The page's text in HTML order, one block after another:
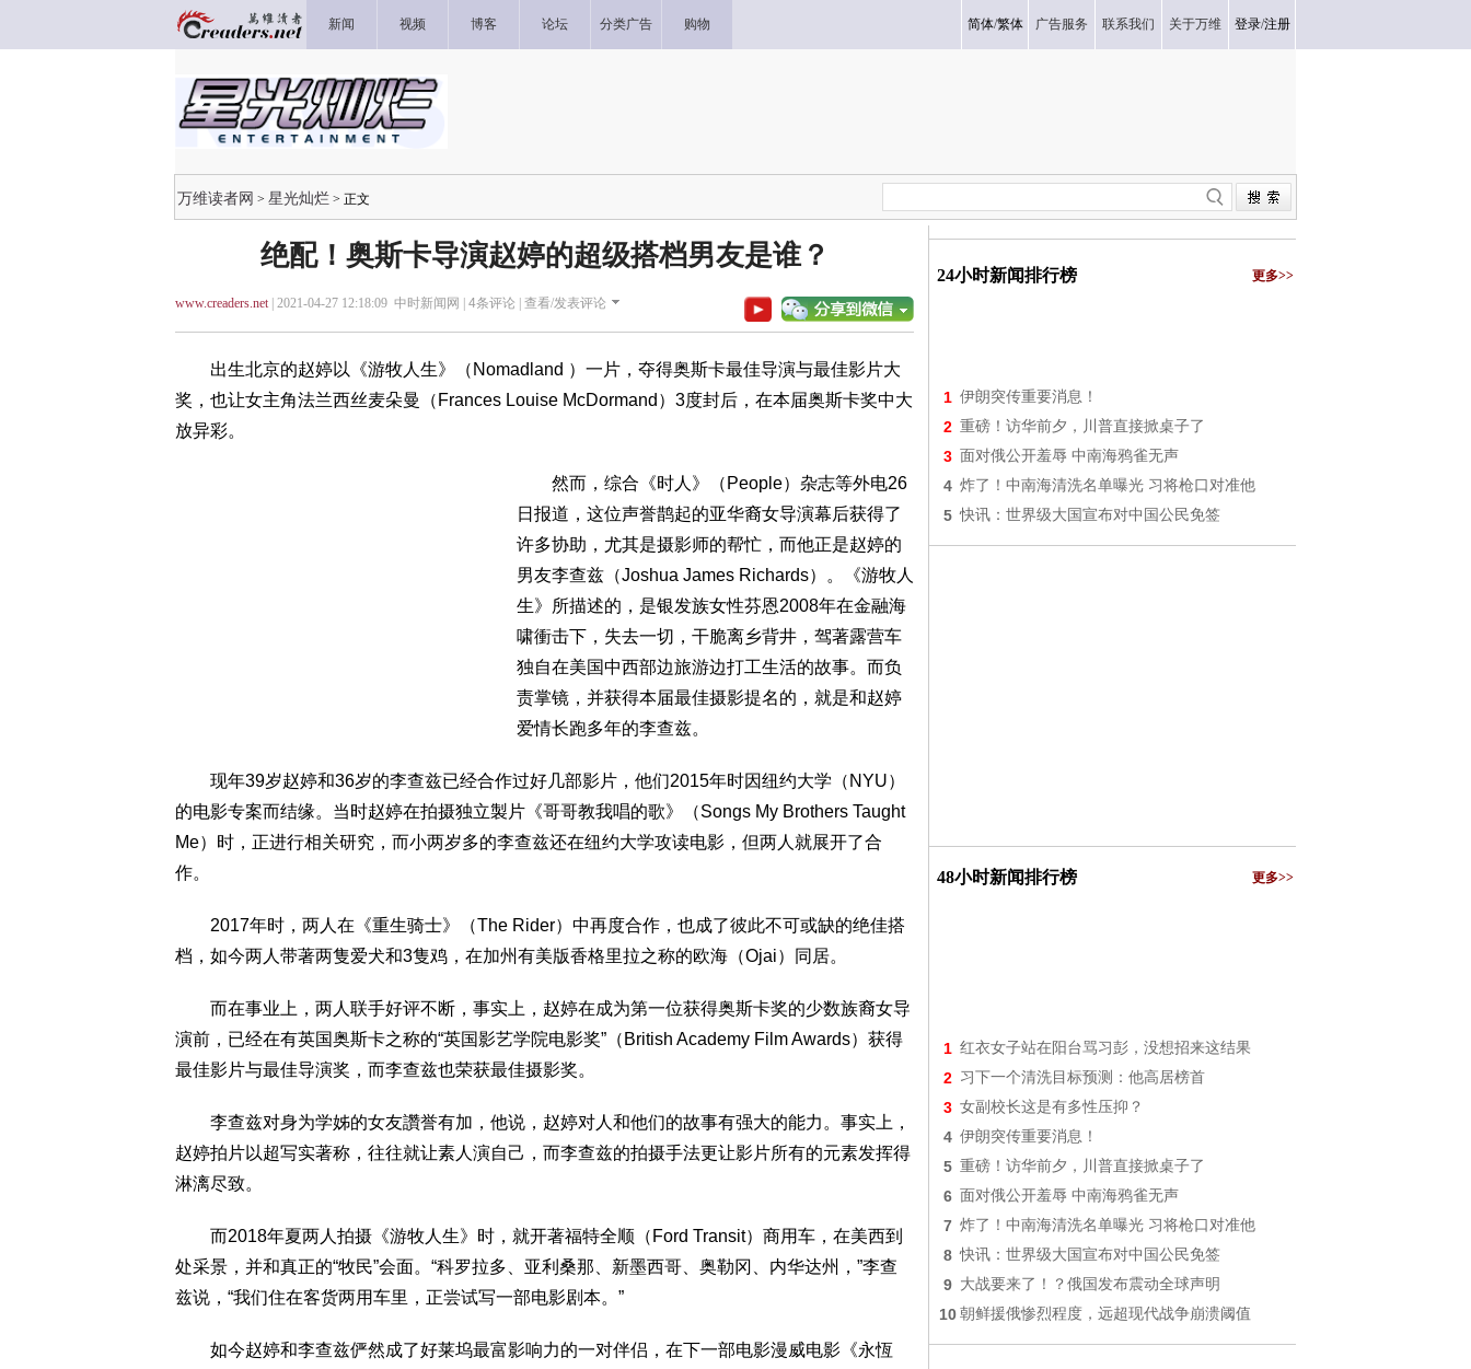
新闻 视频 博客 论坛 分类广告 购物 简体/繁体 广告服务 联系我们 关于万维 登录/注册
万维读者网 > 星光灿烂 > 正文
绝配！奥斯卡导演赵婷的超级搭档男友是谁？
www.creaders.net| 2021-04-27 12:18:09 中时新闻网 | 4条评论 | 查看/发表评论
出生北京的赵婷以《游牧人生》（Nomadland ）一片，夺得奥斯卡最佳导演与最佳影片大
奖，也让女主角法兰西丝麦朵曼（Frances Louise McDormand）3度封后，在本届奥斯卡奖中大
放异彩。
然而，综合《时人》（People）杂志等外电26
日报道，这位声誉鹊起的亚华裔女导演幕后获得了
许多协助，尤其是摄影师的帮忙，而他正是赵婷的
男友李查兹（Joshua James Richards）。《游牧人
生》所描述的，是银发族女性芬恩2008年在金融海
啸衝击下，失去一切，干脆离乡背井，驾著露营车
独自在美国中西部边旅游边打工生活的故事。而负
责掌镜，并获得本届最佳摄影提名的，就是和赵婷
爱情长跑多年的李查兹。
现年39岁赵婷和36岁的李查兹已经合作过好几部影片，他们2015年时因纽约大学（NYU）
的电影专案而结缘。当时赵婷在拍摄独立製片《哥哥教我唱的歌》（Songs My Brothers Taught
Me）时，正进行相关研究，而小两岁多的李查兹还在纽约大学攻读电影，但两人就展开了合
作。
2017年时，两人在《重生骑士》（The Rider）中再度合作，也成了彼此不可或缺的绝佳搭
档，如今两人带著两隻爱犬和3隻鸡，在加州有美版香格里拉之称的欧海（Ojai）同居。
而在事业上，两人联手好评不断，事实上，赵婷在成为第一位获得奥斯卡奖的少数族裔女导
演前，已经在有英国奥斯卡之称的“英国影艺学院电影奖”（British Academy Film Awards）获得
最佳影片与最佳导演奖，而李查兹也荣获最佳摄影奖。
李查兹对身为学姊的女友讚誉有加，他说，赵婷对人和他们的故事有强大的能力。事实上，
赵婷拍片以超写实著称，往往就让素人演自己，而李查兹的拍摄手法更让影片所有的元素发挥得
淋漓尽致。
而2018年夏两人拍摄《游牧人生》时，就开著福特全顺（Ford Transit）商用车，在美西到
处采景，并和真正的“牧民”会面。“科罗拉多、亚利桑那、新墨西哥、奥勒冈、内华达州，”李查
兹说，“我们住在客货两用车里，正尝试写一部电影剧本。”
如今赵婷和李查兹俨然成了好莱坞最富影响力的一对伴侣，在下一部电影漫威电影《永恆
24小时新闻排行榜 更多>>
1 伊朗突传重要消息！
2 重磅！访华前夕，川普直接掀桌子了
3 面对俄公开羞辱 中南海鸦雀无声
4 炸了！中南海清洗名单曝光 习将枪口对准他
5 快讯：世界级大国宣布对中国公民免签
48小时新闻排行榜 更多>>
1 红衣女子站在阳台骂习彭，没想招来这结果
2 习下一个清洗目标预测：他高居榜首
3 女副校长这是有多性压抑？
4 伊朗突传重要消息！
5 重磅！访华前夕，川普直接掀桌子了
6 面对俄公开羞辱 中南海鸦雀无声
7 炸了！中南海清洗名单曝光 习将枪口对准他
8 快讯：世界级大国宣布对中国公民免签
9 大战要来了！？俄国发布震动全球声明
10 朝鲜援俄惨烈程度，远超现代战争崩溃阈值